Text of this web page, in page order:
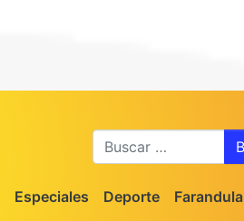
Especiales Deporte Farandula